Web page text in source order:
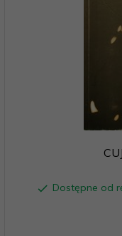
Dostępne od